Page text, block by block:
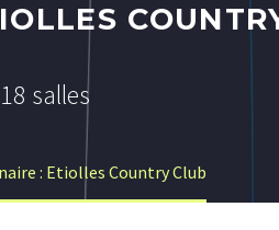
salles
: Etiolles Country Club